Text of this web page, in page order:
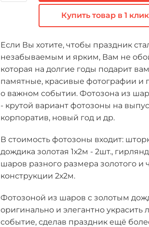
Купить товар в 1 клик
Если Вы хотите, чтобы праздник
незабываемым и ярким, Вам не
которая на долгие годы подарит
памятные, красивые фотографии и
о важном событии. Фотозона из
- крутой вариант фотозоны на
корпоратив, новый год и др.
В стоимость фотозоны входит:
дождика золотая 1х2м - 2шт.,
шаров разного размера золотого и
конструкции 2х2м.
Фотозоной из шаров с золотым
оригинально и элегантно
событие, сделав праздник ещё